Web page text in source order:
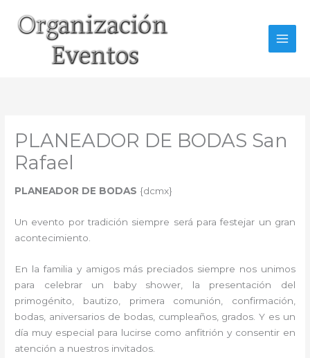
contenido
PLANEADOR DE BODAS San
Rafael
PLANEADOR DE BODAS {dcmx}
Un evento por tradición siempre será para festejar un gran
acontecimiento.
En la familia y amigos más preciados siempre nos unimos
para celebrar un baby shower, la presentación del
primogénito, bautizo, primera comunión, confirmación,
bodas, aniversarios de bodas, cumpleaños, grados. Y es un
día muy especial para lucirse como anfitrión y consentir en
atención a nuestros invitados.